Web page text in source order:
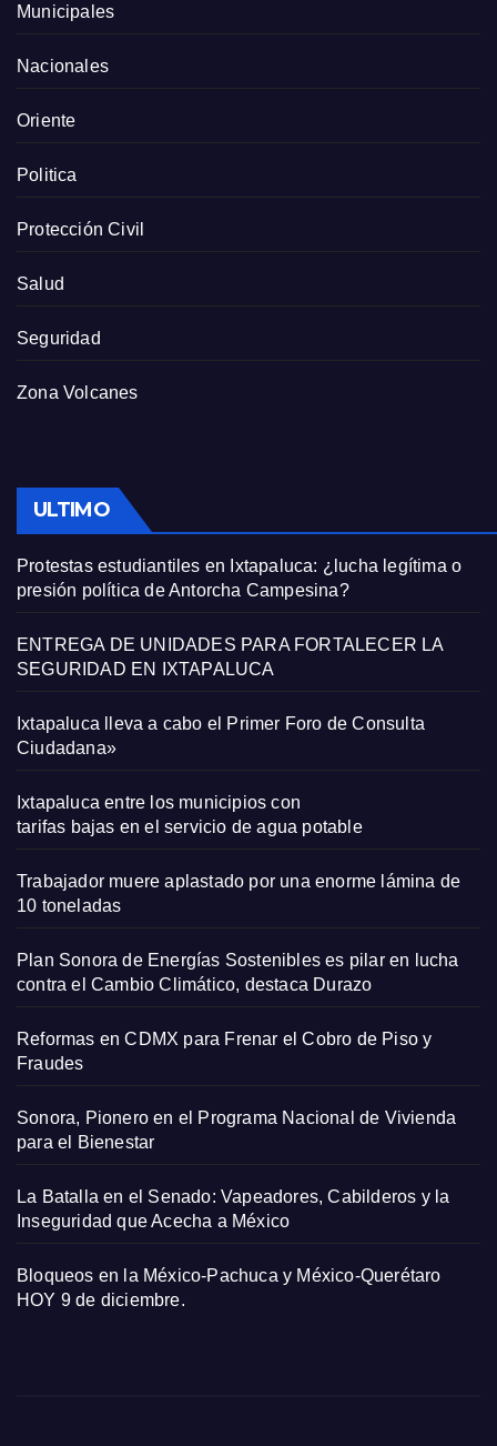
Municipales
Nacionales
Oriente
Politica
Protección Civil
Salud
Seguridad
Zona Volcanes
ULTIMO
Protestas estudiantiles en Ixtapaluca: ¿lucha legítima o
presión política de Antorcha Campesina?
ENTREGA DE UNIDADES PARA FORTALECER LA
SEGURIDAD EN IXTAPALUCA
Ixtapaluca lleva a cabo el Primer Foro de Consulta
Ciudadana»
Ixtapaluca entre los municipios con
tarifas bajas en el servicio de agua potable
Trabajador muere aplastado por una enorme lámina de
10 toneladas
Plan Sonora de Energías Sostenibles es pilar en lucha
contra el Cambio Climático, destaca Durazo
Reformas en CDMX para Frenar el Cobro de Piso y
Fraudes
Sonora, Pionero en el Programa Nacional de Vivienda
para el Bienestar
La Batalla en el Senado: Vapeadores, Cabilderos y la
Inseguridad que Acecha a México
Bloqueos en la México-Pachuca y México-Querétaro
HOY 9 de diciembre.